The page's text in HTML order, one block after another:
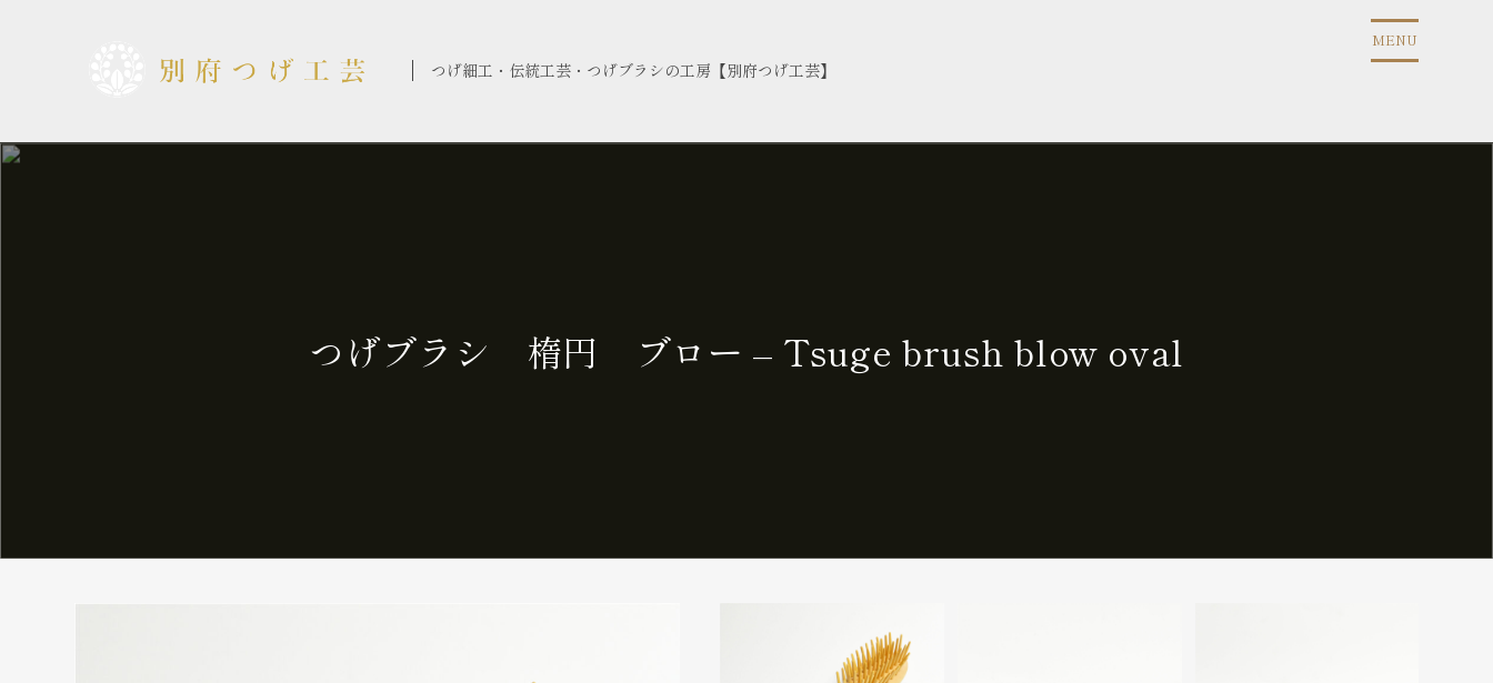
に
ス
つげ細工・伝統工芸・つげブラシの工房【別府つげ工芸】
MENU
つげブラシ 楕円 ブロー – Tsuge brush blow oval